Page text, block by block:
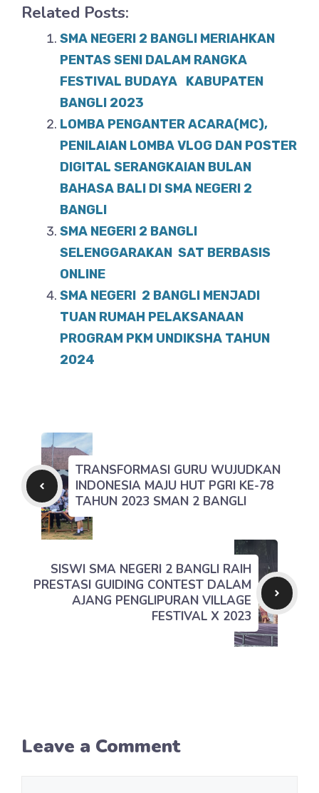
c
e
k
at
s
A
p
p
e
Related Posts:
SMA NEGERI 2 BANGLI MERIAHKAN
PENTAS SENI DALAM RANGKA
FESTIVAL BUDAYA KABUPATEN
BANGLI 2023
LOMBA PENGANTER ACARA(MC),
PENILAIAN LOMBA VLOG DAN POSTER
DIGITAL SERANGKAIAN BULAN
BAHASA BALI DI SMA NEGERI 2
BANGLI
SMA NEGERI 2 BANGLI
SELENGGARAKAN SAT BERBASIS
ONLINE
SMA NEGERI 2 BANGLI MENJADI
TUAN RUMAH PELAKSANAAN
PROGRAM PKM UNDIKSHA TAHUN
2024
TRANSFORMASI GURU WUJUDKAN
INDONESIA MAJU HUT PGRI KE-78
TAHUN 2023 SMAN 2 BANGLI
SISWI SMA NEGERI 2 BANGLI RAIH
PRESTASI GUIDING CONTEST DALAM
AJANG PENGLIPURAN VILLAGE
FESTIVAL X 2023
Leave a Comment